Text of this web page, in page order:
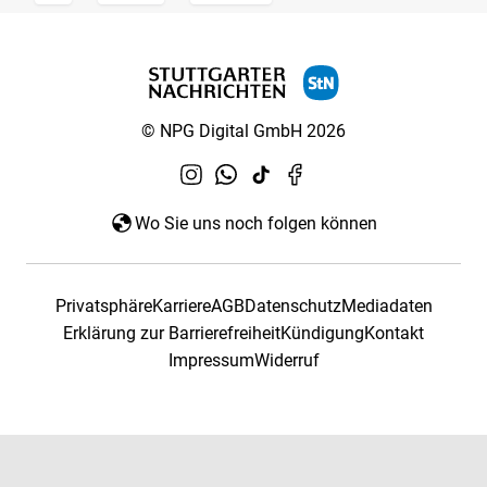
© NPG Digital GmbH 2026
Wo Sie uns noch folgen können
PrivatsphäreKarriereAGBDatenschutzMediadaten
Erklärung zur BarrierefreiheitKündigungKontakt
ImpressumWiderruf